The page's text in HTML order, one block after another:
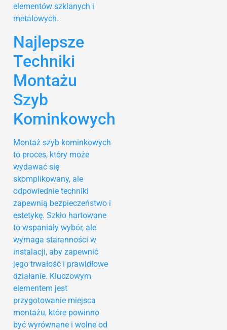
elementów szklanych i
metalowych.
Najlepsze
Techniki
Montażu
Szyb
Kominkowych
Montaż szyb kominkowych
to proces, który może
wydawać się
skomplikowany, ale
odpowiednie techniki
zapewnią bezpieczeństwo i
estetykę. Szkło hartowane
to wspaniały wybór, ale
wymaga staranności w
instalacji, aby zapewnić
jego trwałość i prawidłowe
działanie. Kluczowym
elementem jest
przygotowanie miejsca
montażu, które powinno
być wyrównane i wolne od